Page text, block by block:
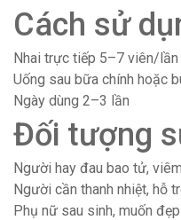
Cách sử
Nhai trực tiếp 5–7 viên/lần
Uống sau bữa chính hoặc
Ngày dùng 2–3 lần
Đối tượng
Người hay đau bao tử,
Người cần thanh nhiệt, hỗ
Phụ nữ sau sinh, muốn